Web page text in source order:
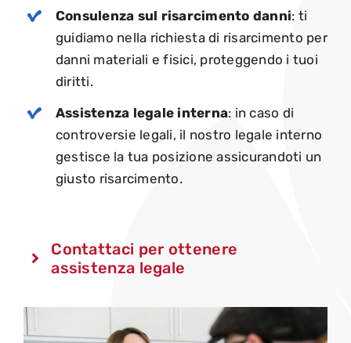
Consulenza sul risarcimento danni: ti
guidiamo nella richiesta di risarcimento per
danni materiali e fisici, proteggendo i tuoi
diritti.
Assistenza legale interna: in caso di
controversie legali, il nostro legale interno
gestisce la tua posizione assicurandoti un
giusto risarcimento.
Contattaci per ottenere
assistenza legale